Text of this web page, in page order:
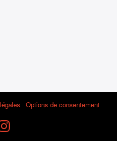
Options de consentement
Instagram